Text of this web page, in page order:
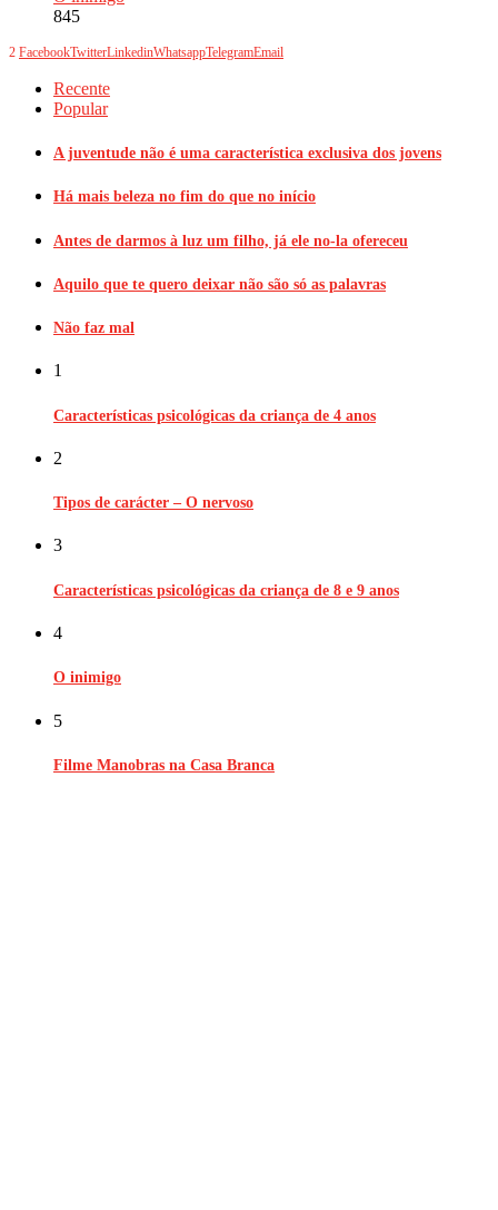
845
2 FacebookTwitterLinkedinWhatsappTelegramEmail
Recente
Popular
A juventude não é uma característica exclusiva dos jovens
Há mais beleza no fim do que no início
Antes de darmos à luz um filho, já ele no-la ofereceu
Aquilo que te quero deixar não são só as palavras
Não faz mal
1
Características psicológicas da criança de 4 anos
2
Tipos de carácter – O nervoso
3
Características psicológicas da criança de 8 e 9 anos
4
O inimigo
5
Filme Manobras na Casa Branca